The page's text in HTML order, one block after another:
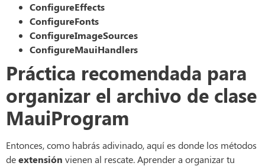
ConfigureEffects
ConfigureFonts
ConfigureImageSources
ConfigureMauiHandlers
Práctica recomendada para
organizar el archivo de clase
MauiProgram
Entonces, como habrás adivinado, aquí es donde los métodos
deextensión vienen al rescate. Aprender a organizar tu